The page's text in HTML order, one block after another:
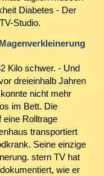
Diabetes - Der
Studio.
Kilo schwer. - Und
dreieinhalb Jahren
nicht mehr
im Bett. Die
eine Rolltrage
transportiert
Seine einzige
stern TV hat
wie er